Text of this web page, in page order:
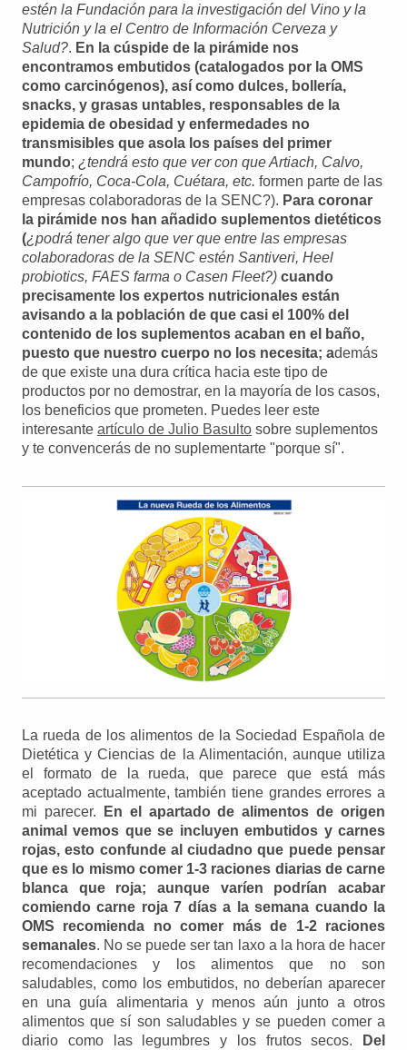
estén la Fundación para la investigación del Vino y la
Nutrición y la el Centro de Información Cerveza y
Salud?. En la cúspide de la pirámide nos
encontramos embutidos (catalogados por la OMS
como carcinógenos), así como dulces, bollería,
snacks, y grasas untables, responsables de la
epidemia de obesidad y enfermedades no
transmisibles que asola los países del primer
mundo; ¿tendrá esto que ver con que Artiach, Calvo,
Campofrío, Coca-Cola, Cuétara, etc. formen parte de las
empresas colaboradoras de la SENC?). Para coronar
la pirámide nos han añadido suplementos dietéticos
(¿podrá tener algo que ver que entre las empresas
colaboradoras de la SENC estén Santiveri, Heel
probiotics, FAES farma o Casen Fleet?) cuando
precisamente los expertos nutricionales están
avisando a la población de que casi el 100% del
contenido de los suplementos acaban en el baño,
puesto que nuestro cuerpo no los necesita; además
de que existe una dura crítica hacia este tipo de
productos por no demostrar, en la mayoría de los casos,
los beneficios que prometen. Puedes leer este
interesante artículo de Julio Basulto sobre suplementos
y te convencerás de no suplementarte "porque sí".
La rueda de los alimentos de la Sociedad Española de
Dietética y Ciencias de la Alimentación, aunque utiliza
el formato de la rueda, que parece que está más
aceptado actualmente, también tiene grandes errores a
mi parecer.
En el apartado de alimentos de origen
animal vemos que se incluyen embutidos y carnes
rojas, esto confunde al ciudadno que puede pensar
que es lo mismo comer 1-3 raciones diarias de carne
blanca que roja; aunque varíen podrían acabar
comiendo carne roja 7 días a la semana cuando la
OMS recomienda no comer más de 1-2 raciones
semanales. No se puede ser tan laxo a la hora de hacer
recomendaciones y los alimentos que no son
saludables, como los embutidos, no deberían aparecer
en una guía alimentaria y menos aún junto a otros
alimentos que sí son saludables y se pueden comer a
diario como las legumbres y los frutos secos.
Del